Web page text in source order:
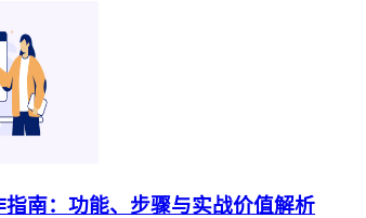
指南：功能、步骤与实战价值解析